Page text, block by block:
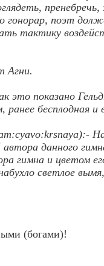
поэт
тактику
Агни.
это показано
ранее бесплодная
данного
гимна и цветом
светлое
(богами)!